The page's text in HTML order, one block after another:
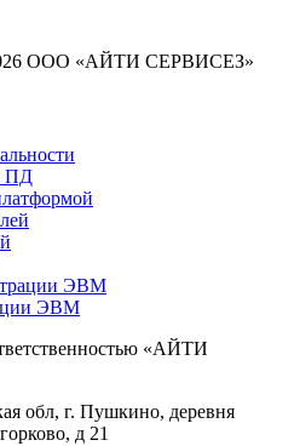
ООО «АЙТИ СЕРВИСЕЗ»
ПД
ЭВМ
ЭВМ
«АЙТИ
обл, г. Пушкино, деревня
д 21